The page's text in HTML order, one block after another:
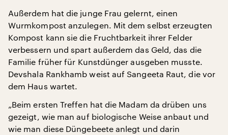
Außerdem hat die junge Frau gelernt, einen
Wurmkompost anzulegen. Mit dem selbst erzeugten
Kompost kann sie die Fruchtbarkeit ihrer Felder
verbessern und spart außerdem das Geld, das die
Familie früher für Kunstdünger ausgeben musste.
Devshala Rankhamb weist auf Sangeeta Raut, die vor
dem Haus wartet.
„Beim ersten Treffen hat die Madam da drüben uns
gezeigt, wie man auf biologische Weise anbaut und
wie man diese Düngebeete anlegt und darin